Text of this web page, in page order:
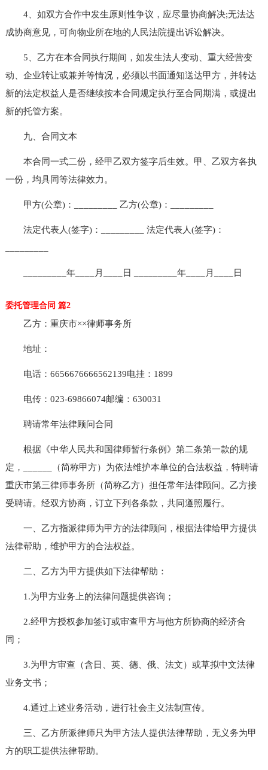
4、如双方合作中发生原则性争议，应尽量协商解决;无法达
成协商意见，可向物业所在地的人民法院提出诉讼解决。
5、乙方在本合同执行期间，如发生法人变动、重大经营变
动、企业转让或兼并等情况，必须以书面通知送达甲方，并转达
新的法定权益人是否继续按本合同规定执行至合同期满，或提出
新的托管方案。
九、合同文本
本合同一式二份，经甲乙双方签字后生效。甲、乙双方各执
一份，均具同等法律效力。
甲方(公章)：_________ 乙方(公章)：_________
法定代表人(签字)：_________ 法定代表人(签字)：
_________年____月____日 _________年____月____日
委托管理合同 篇2
乙方：重庆市××律师事务所
地址：
电话：6656676666562139电挂：1899
电传：023-69866074邮编：630031
聘请常年法律顾问合同
根据《中华人民共和国律师暂行条例》第二条第一款的规
定，______（简称甲方）为依法维护本单位的合法权益，特聘请
重庆市第三律师事务所（简称乙方）担任常年法律顾问。乙方接
受聘请。经双方协商，订立下列各条款，共同遵照履行。
一、乙方指派律师为甲方的法律顾问，根据法律给甲方提供
法律帮助，维护甲方的合法权益。
二、乙方为甲方提供如下法律帮助：
1.为甲方业务上的法律问题提供咨询；
2.经甲方授权参加签订或审查甲方与他方所协商的经济合
同；
3.为甲方审查（含日、英、德、俄、法文）或草拟中文法律
业务文书；
4.通过上述业务活动，进行社会主义法制宣传。
三、乙方所派律师只为甲方法人提供法律帮助，无义务为甲
方的职工提供法律帮助。